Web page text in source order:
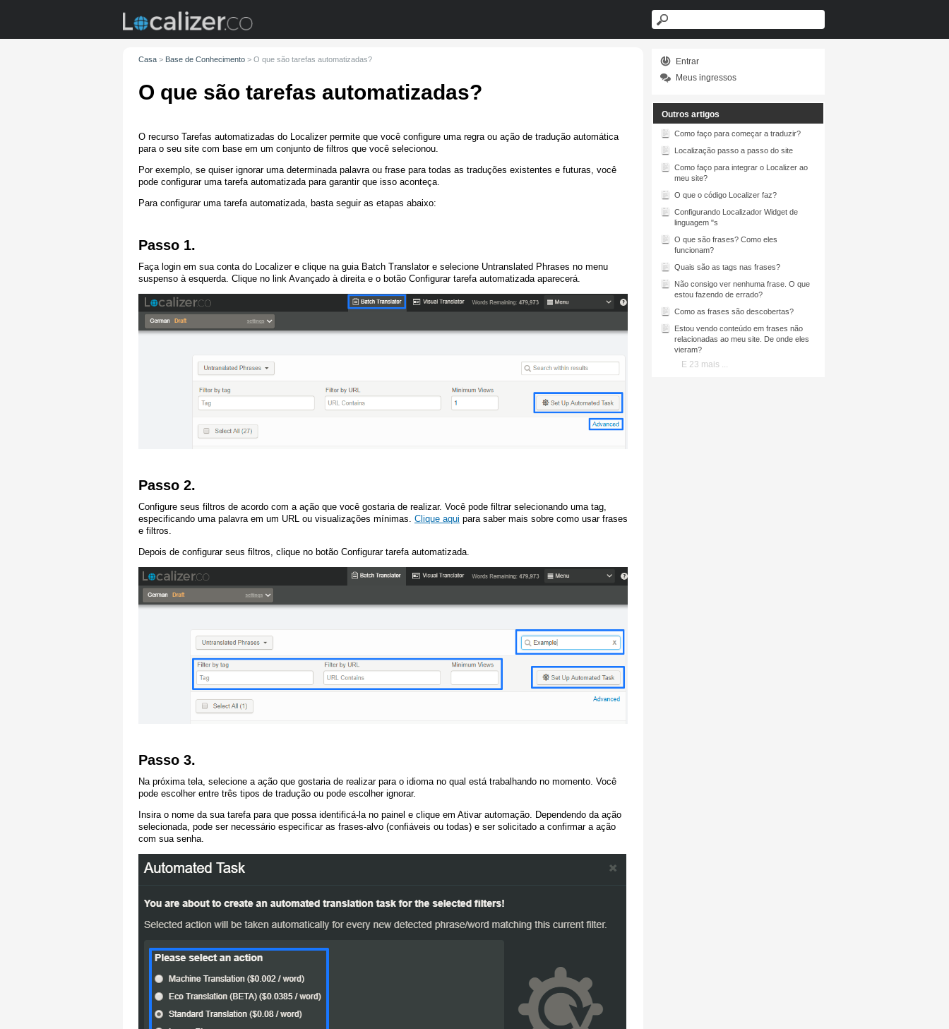
Casa > Base de Conhecimento > O que são tarefas automatizadas?
O que são tarefas automatizadas?
O recurso Tarefas automatizadas do Localizer permite que você configure uma regra ou ação de tradução automática
para o seu site com base em um conjunto de filtros que você selecionou.
Por exemplo, se quiser ignorar uma determinada palavra ou frase para todas as traduções existentes e futuras, você
pode configurar uma tarefa automatizada para garantir que isso aconteça.
Para configurar uma tarefa automatizada, basta seguir as etapas abaixo:
Passo 1.
Faça login em sua conta do Localizer e clique na guia Batch Translator e selecione Untranslated Phrases no menu
suspenso à esquerda. Clique no link Avançado à direita e o botão Configurar tarefa automatizada aparecerá.
Passo 2.
Configure seus filtros de acordo com a ação que você gostaria de realizar. Você pode filtrar selecionando uma tag,
especificando uma palavra em um URL ou visualizações mínimas. Clique aqui para saber mais sobre como usar frases
e filtros.
Depois de configurar seus filtros, clique no botão Configurar tarefa automatizada.
Passo 3.
Na próxima tela, selecione a ação que gostaria de realizar para o idioma no qual está trabalhando no momento. Você
pode escolher entre três tipos de tradução ou pode escolher ignorar.
Insira o nome da sua tarefa para que possa identificá-la no painel e clique em Ativar automação. Dependendo da ação
selecionada, pode ser necessário especificar as frases-alvo (confiáveis ou todas) e ser solicitado a confirmar a ação
com sua senha.
Entrar
Meus ingressos
Outros artigos
Como faço para começar a traduzir?
Localização passo a passo do site
Como faço para integrar o Localizer ao
meu site?
O que o código Localizer faz?
Configurando Localizador Widget de
linguagem "s
O que são frases? Como eles
funcionam?
Quais são as tags nas frases?
Não consigo ver nenhuma frase. O que
estou fazendo de errado?
Como as frases são descobertas?
Estou vendo conteúdo em frases não
relacionadas ao meu site. De onde eles
vieram?
E 23 mais ...